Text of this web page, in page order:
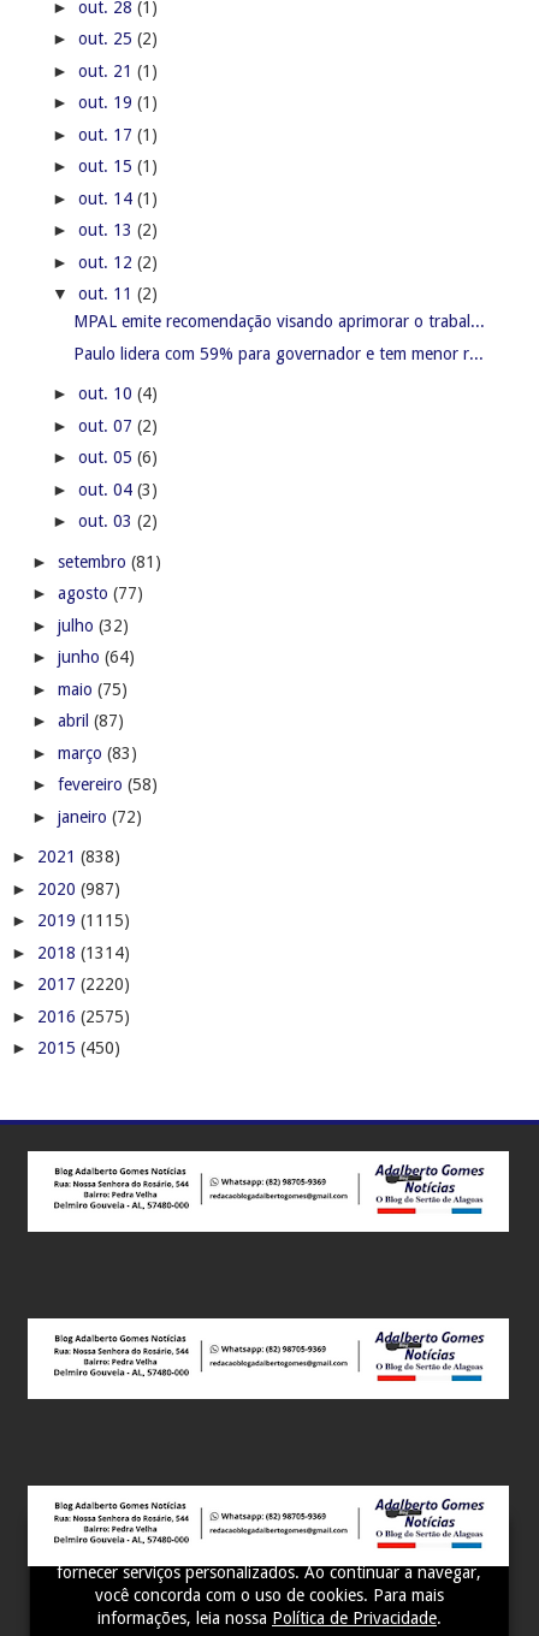
Este site utiliza cookies para melhorar sua experiência e
fornecer serviços personalizados. Ao continuar a navegar,
você concorda com o uso de cookies. Para mais
informações, leia nossa Política de Privacidade.
► out. 28 (1)
► out. 25 (2)
► out. 21 (1)
► out. 19 (1)
► out. 17 (1)
► out. 15 (1)
► out. 14 (1)
► out. 13 (2)
► out. 12 (2)
▼ out. 11 (2)
MPAL emite recomendação visando aprimorar o trabal...
Paulo lidera com 59% para governador e tem menor r...
► out. 10 (4)
► out. 07 (2)
► out. 05 (6)
► out. 04 (3)
► out. 03 (2)
► setembro (81)
► agosto (77)
► julho (32)
► junho (64)
► maio (75)
► abril (87)
► março (83)
► fevereiro (58)
► janeiro (72)
► 2021 (838)
► 2020 (987)
► 2019 (1115)
► 2018 (1314)
► 2017 (2220)
► 2016 (2575)
► 2015 (450)